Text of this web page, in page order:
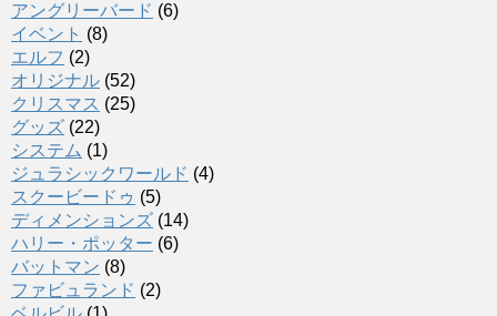
アングリーバード (6)
イベント (8)
エルフ (2)
オリジナル (52)
クリスマス (25)
グッズ (22)
システム (1)
ジュラシックワールド (4)
スクービードゥ (5)
ディメンションズ (14)
ハリー・ポッター (6)
バットマン (8)
ファビュランド (2)